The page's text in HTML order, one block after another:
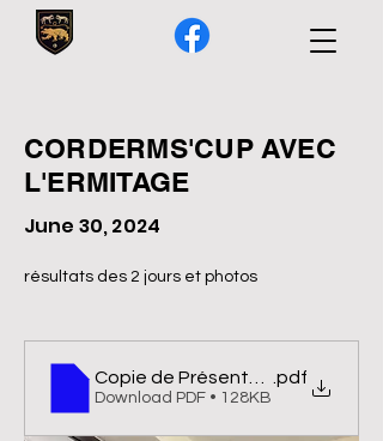
CORDERMS'CUP AVEC
L'ERMITAGE
June 30, 2024
résultats des 2 jours et photos
Copie de Présentation des
.pdf
Download PDF • 128KB